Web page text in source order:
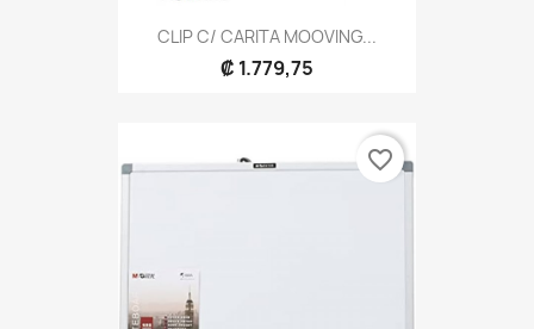
CLIP C/ CARITA MOOVING...
₡ 1.779,75
favorite_border